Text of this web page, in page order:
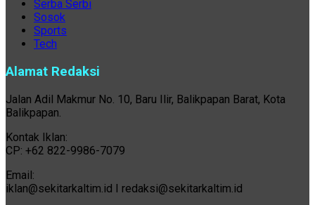
Serba Serbi
Sosok
Sports
Tech
Alamat Redaksi
Jalan Adil Makmur No. 10, Baru Ilir, Balikpapan Barat, Kota
Balikpapan.
Kontak Iklan:
CP: +62 822-9986-7079
Email:
iklan@sekitarkaltim.id I redaksi@sekitarkaltim.id